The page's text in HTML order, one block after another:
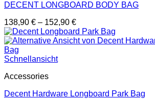
DECENT LONGBOARD BODY BAG
138,90 € – 152,90 €
Schnellansicht
Accessories
Decent Hardware Longboard Park Bag